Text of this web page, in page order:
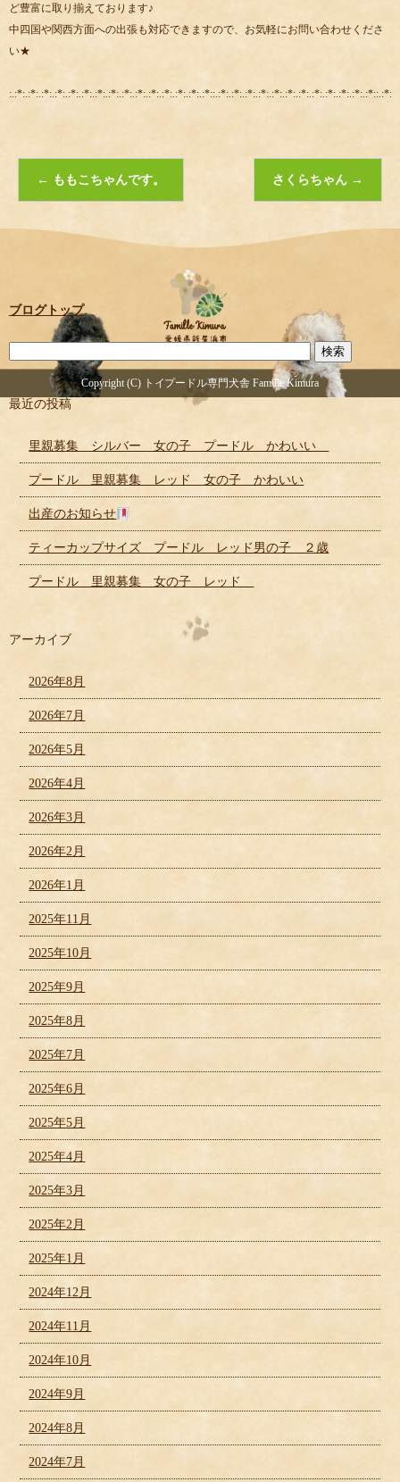
ど豊富に取り揃えております♪
中四国や関西方面への出張も対応できますので、お気軽にお問い合わせくださ
い★
:.:*:.:*:.:*:.:*:.:*:.:*:.:*:.:*:.:*:.:*:.:*:.:*:.:*:.:*:.:*::.:*:.:*:.:*:.:*:.:*:.:*:.:*:.:*:.:*:.:*:.:*:.:*::.:*:.:
← ももこちゃんです。 さくらちゃん →
Copyright (C) トイプードル専門犬舎 Famille Kimura
ブログトップ
最近の投稿
里親募集 シルバー 女の子 プードル かわいい
プードル 里親募集 レッド 女の子 かわいい
出産のお知らせ
ティーカップサイズ プードル レッド男の子 ２歳
プードル 里親募集 女の子 レッド
アーカイブ
2026年8月
2026年7月
2026年5月
2026年4月
2026年3月
2026年2月
2026年1月
2025年11月
2025年10月
2025年9月
2025年8月
2025年7月
2025年6月
2025年5月
2025年4月
2025年3月
2025年2月
2025年1月
2024年12月
2024年11月
2024年10月
2024年9月
2024年8月
2024年7月